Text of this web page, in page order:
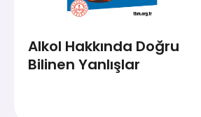
Alkol Hakkında Doğru
Bilinen Yanlışlar